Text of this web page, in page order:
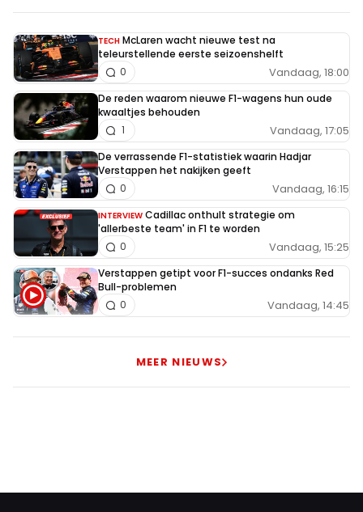
TECH McLaren wacht nieuwe test na
teleurstellende eerste seizoenshelft
Vandaag, 18:00
0
De reden waarom nieuwe F1-wagens hun oude
kwaaltjes behouden
Vandaag, 17:05
1
De verrassende F1-statistiek waarin Hadjar
Verstappen het nakijken geeft
Vandaag, 16:15
0
INTERVIEW Cadillac onthult strategie om
'allerbeste team' in F1 te worden
Vandaag, 15:25
0
Verstappen getipt voor F1-succes ondanks Red
Bull-problemen
Vandaag, 14:45
0
MEER NIEUWS